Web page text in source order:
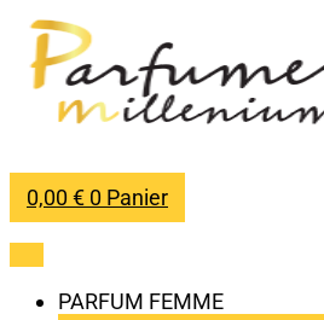
0,00€ 0 Panier
PARFUM FEMME